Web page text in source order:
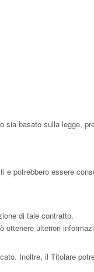
sia basato sulla legge,
potrebbero essere
di tale contratto.
ulteriori
Inoltre, il Titolare